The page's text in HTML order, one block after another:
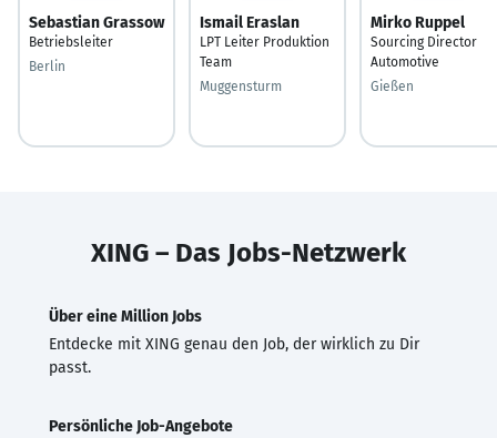
Sebastian Grassow
Betriebsleiter
Berlin
Ismail Eraslan
LPT Leiter Produktion
Team
Muggensturm
Mirko Ruppel
Sourcing Director
Automotive
Gießen
XING – Das Jobs-Netzwerk
Über eine Million Jobs
Entdecke mit XING genau den Job, der wirklich zu Dir
passt.
Persönliche Job-Angebote